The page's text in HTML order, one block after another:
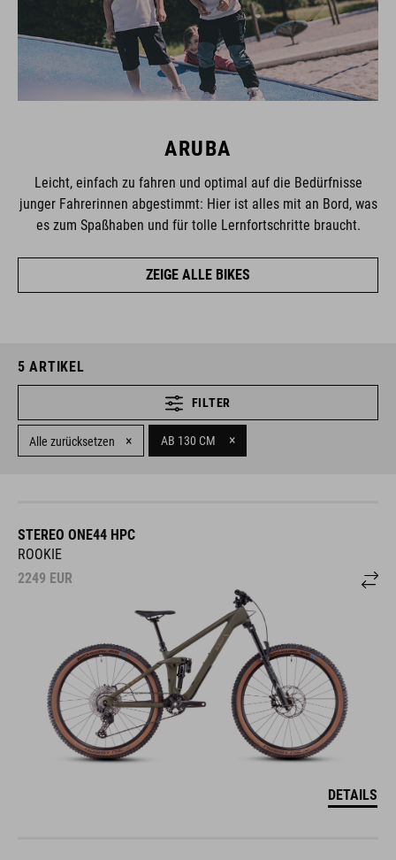
ARUBA
Leicht, einfach zu fahren und optimal auf die Bedürfnisse
junger Fahrerinnen abgestimmt: Hier ist alles mit an Bord, was
es zum Spaßhaben und für tolle Lernfortschritte braucht.
ZEIGE ALLE BIKES
5 ARTIKEL
FILTER
Alle zurücksetzen × AB 130 CM ×
STEREO ONE44 HPC
ROOKIE
2249 EUR
DETAILS